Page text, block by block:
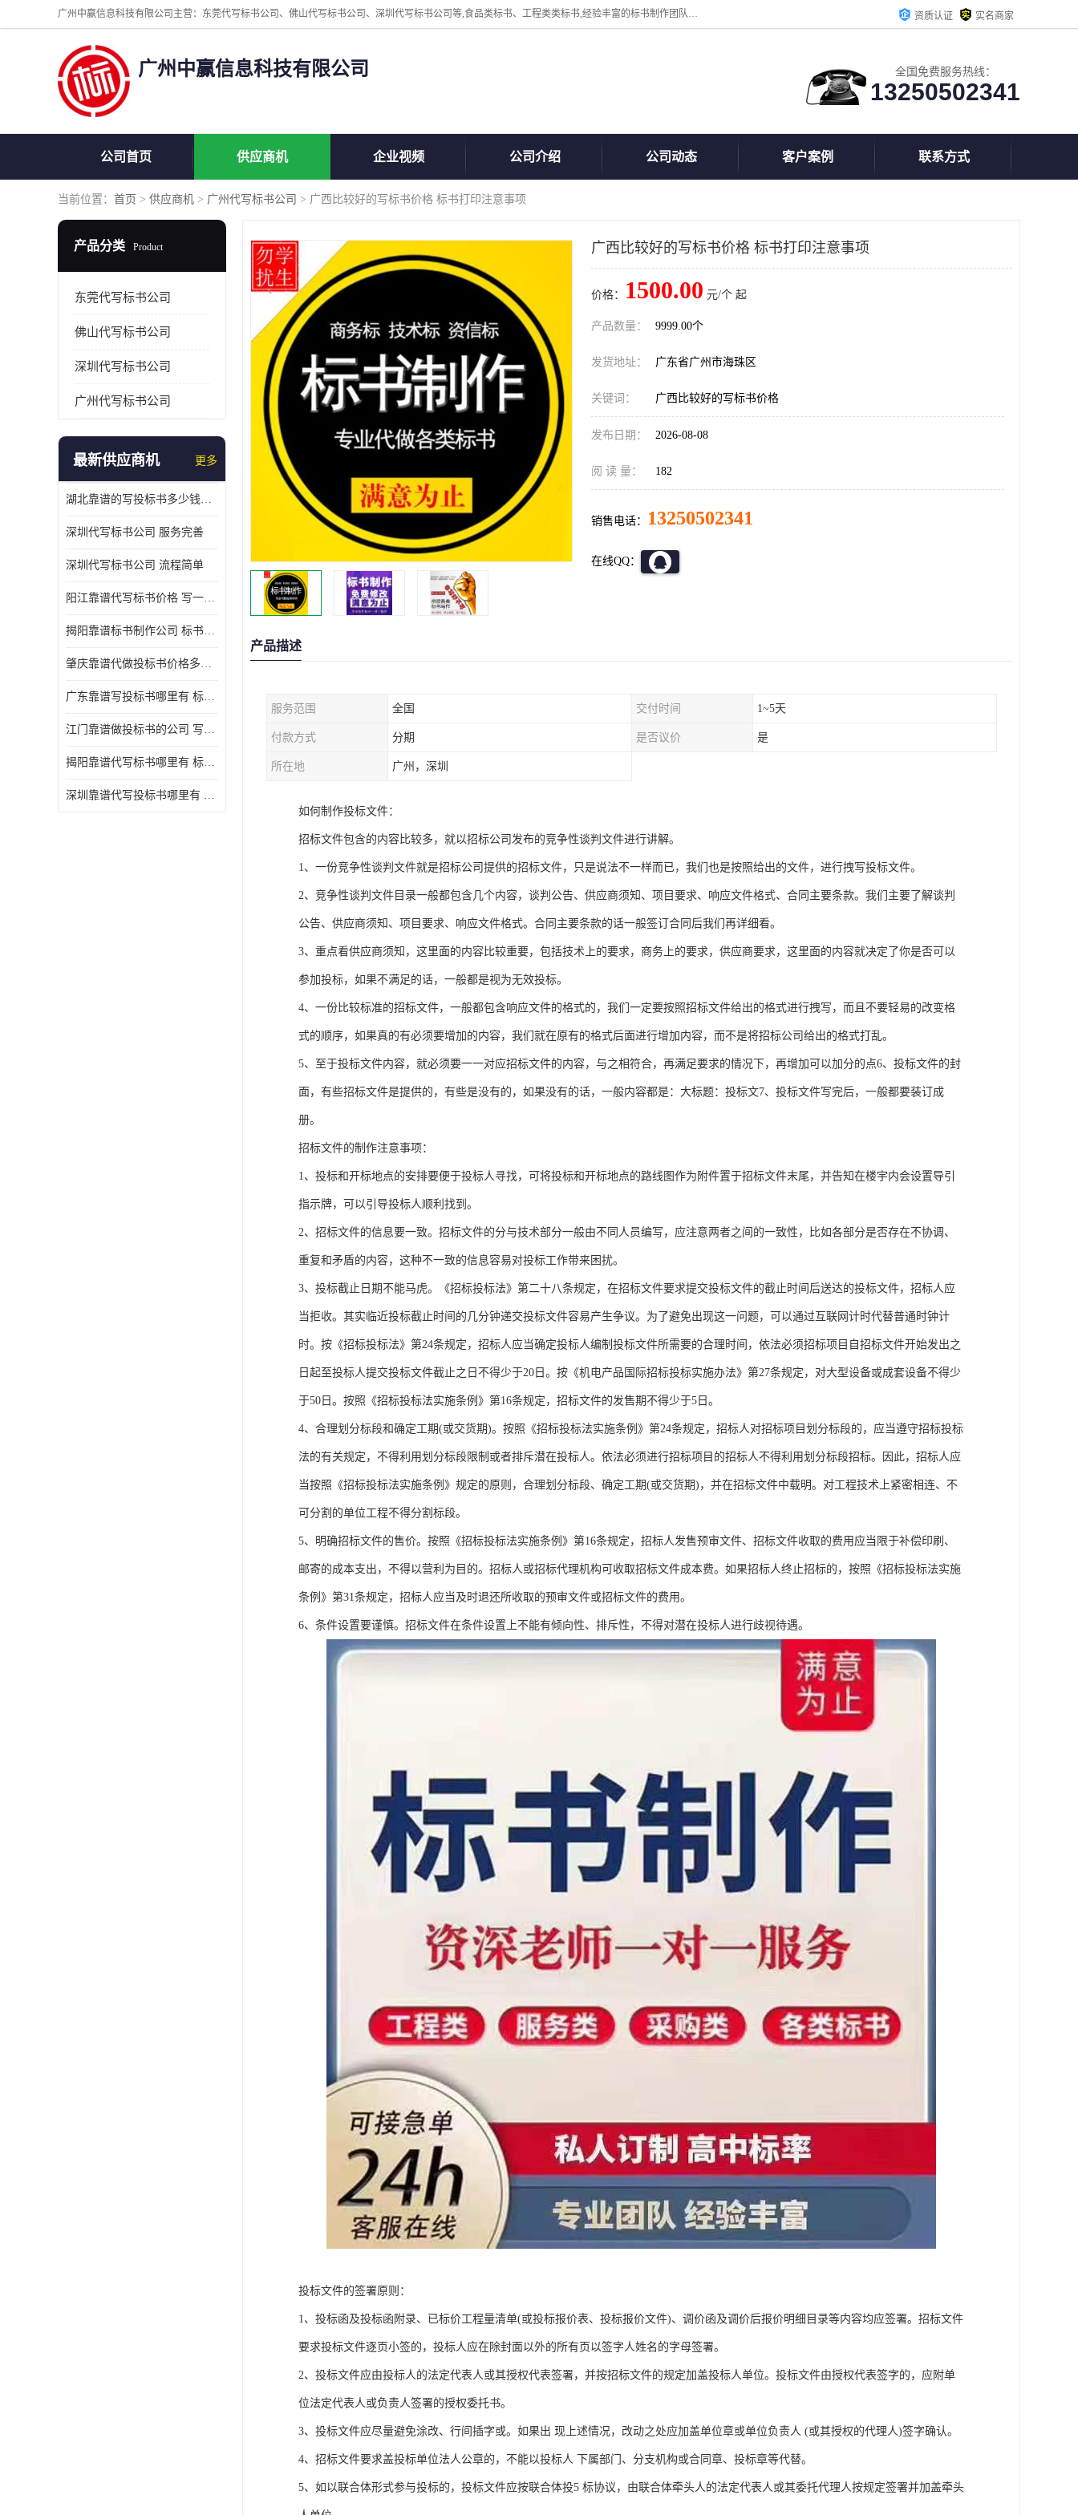
广州中赢信息科技有限公司主营：东莞代写标书公司、佛山代写标书公司、深圳代写标书公司等,食品类标书、工程类类标书,经验丰富的标书制作团队,24小时加急服务,多对一服务。 资质认证 实名商家
广州中赢信息科技有限公司 全国免费服务热线：
13250502341
公司首页 供应商机 企业视频 公司介绍 公司动态 客户案例 联系方式
当前位置： 首页 > 供应商机 > 广州代写标书公司 > 广西比较好的写标书价格 标书打印注意事项
产品分类 Product
东莞代写标书公司
佛山代写标书公司
深圳代写标书公司
广州代写标书公司
最新供应商机 更多
湖北靠谱的写投标书多少钱一份 写一份标书多少钱
深圳代写标书公司 服务完善
深圳代写标书公司 流程简单
阳江靠谱代写标书价格 写一份标书多少钱
揭阳靠谱标书制作公司 标书好写吗
肇庆靠谱代做投标书价格多少 写一份标书多少钱
广东靠谱写投标书哪里有 标书好写吗
江门靠谱做投标书的公司 写一份标书多少钱
揭阳靠谱代写标书哪里有 标书怎么做
深圳靠谱代写投标书哪里有 标书好写吗
广西比较好的写标书价格 标书打印注意事项
价格： 1500.00 元/个 起
产品数量： 9999.00个
发货地址： 广东省广州市海珠区
关键词： 广西比较好的写标书价格
发布日期： 2026-08-08
阅 读 量： 182
销售电话： 13250502341
在线QQ：
产品描述
服务范围 全国 交付时间 1~5天
付款方式 分期 是否议价 是
所在地 广州，深圳
如何制作投标文件：
招标文件包含的内容比较多，就以招标公司发布的竞争性谈判文件进行讲解。
1、一份竞争性谈判文件就是招标公司提供的招标文件，只是说法不一样而已，我们也是按照给出的文件，进行拽写投标文件。
2、竞争性谈判文件目录一般都包含几个内容，谈判公告、供应商须知、项目要求、响应文件格式、合同主要条款。我们主要了解谈判
公告、供应商须知、项目要求、响应文件格式。合同主要条款的话一般签订合同后我们再详细看。
3、重点看供应商须知，这里面的内容比较重要，包括技术上的要求，商务上的要求，供应商要求，这里面的内容就决定了你是否可以
参加投标，如果不满足的话，一般都是视为无效投标。
4、一份比较标准的招标文件，一般都包含响应文件的格式的，我们一定要按照招标文件给出的格式进行拽写，而且不要轻易的改变格
式的顺序，如果真的有必须要增加的内容，我们就在原有的格式后面进行增加内容，而不是将招标公司给出的格式打乱。
5、至于投标文件内容，就必须要一一对应招标文件的内容，与之相符合，再满足要求的情况下，再增加可以加分的点6、投标文件的封
面，有些招标文件是提供的，有些是没有的，如果没有的话，一般内容都是：大标题：投标文7、投标文件写完后，一般都要装订成
册。
招标文件的制作注意事项：
1、投标和开标地点的安排要便于投标人寻找，可将投标和开标地点的路线图作为附件置于招标文件末尾，并告知在楼宇内会设置导引
指示牌，可以引导投标人顺利找到。
2、招标文件的信息要一致。招标文件的分与技术部分一般由不同人员编写，应注意两者之间的一致性，比如各部分是否存在不协调、
重复和矛盾的内容，这种不一致的信息容易对投标工作带来困扰。
3、投标截止日期不能马虎。《招标投标法》第二十八条规定，在招标文件要求提交投标文件的截止时间后送达的投标文件，招标人应
当拒收。其实临近投标截止时间的几分钟递交投标文件容易产生争议。为了避免出现这一问题，可以通过互联网计时代替普通时钟计
时。按《招标投标法》第24条规定，招标人应当确定投标人编制投标文件所需要的合理时间，依法必须招标项目自招标文件开始发出之
日起至投标人提交投标文件截止之日不得少于20日。按《机电产品国际招标投标实施办法》第27条规定，对大型设备或成套设备不得少
于50日。按照《招标投标法实施条例》第16条规定，招标文件的发售期不得少于5日。
4、合理划分标段和确定工期(或交货期)。按照《招标投标法实施条例》第24条规定，招标人对招标项目划分标段的，应当遵守招标投标
法的有关规定，不得利用划分标段限制或者排斥潜在投标人。依法必须进行招标项目的招标人不得利用划分标段招标。因此，招标人应
当按照《招标投标法实施条例》规定的原则，合理划分标段、确定工期(或交货期)，并在招标文件中载明。对工程技术上紧密相连、不
可分割的单位工程不得分割标段。
5、明确招标文件的售价。按照《招标投标法实施条例》第16条规定，招标人发售预审文件、招标文件收取的费用应当限于补偿印刷、
邮寄的成本支出，不得以营利为目的。招标人或招标代理机构可收取招标文件成本费。如果招标人终止招标的，按照《招标投标法实施
条例》第31条规定，招标人应当及时退还所收取的预审文件或招标文件的费用。
6、条件设置要谨慎。招标文件在条件设置上不能有倾向性、排斥性，不得对潜在投标人进行歧视待遇。
投标文件的签署原则：
1、投标函及投标函附录、已标价工程量清单(或投标报价表、投标报价文件)、调价函及调价后报价明细目录等内容均应签署。招标文件
要求投标文件逐页小签的，投标人应在除封面以外的所有页以签字人姓名的字母签署。
2、投标文件应由投标人的法定代表人或其授权代表签署，并按招标文件的规定加盖投标人单位。投标文件由授权代表签字的，应附单
位法定代表人或负责人签署的授权委托书。
3、投标文件应尽量避免涂改、行间插字或。如果出 现上述情况，改动之处应加盖单位章或单位负责人 (或其授权的代理人)签字确认。
4、招标文件要求盖投标单位法人公章的，不能以投标人 下属部门、分支机构或合同章、投标章等代替。
5、如以联合体形式参与投标的，投标文件应按联合体投5 标协议，由联合体牵头人的法定代表人或其委托代理人按规定签署并加盖牵头